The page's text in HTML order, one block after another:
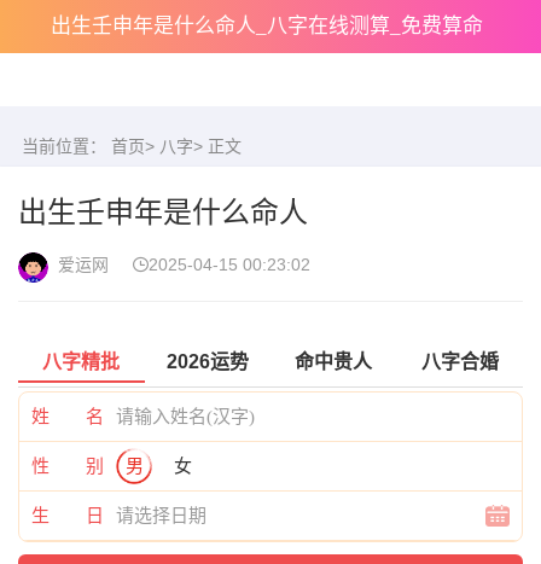
出生壬申年是什么命人_八字在线测算_免费算命
当前位置： 首页> 八字> 正文
出生壬申年是什么命人
爱运网 2025-04-15 00:23:02
八字精批 2026运势 命中贵人 八字合婚
姓 名
性 别 男 女
生 日